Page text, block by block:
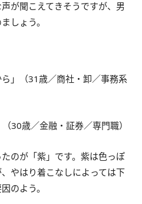
が聞こえてきそうですが、男
しょう。
」（31歳／商社・卸／事務系
30歳／金融・証券／専門職）
のが「紫」です。紫は色っぽ
やはり着こなしによっては下
のよう。